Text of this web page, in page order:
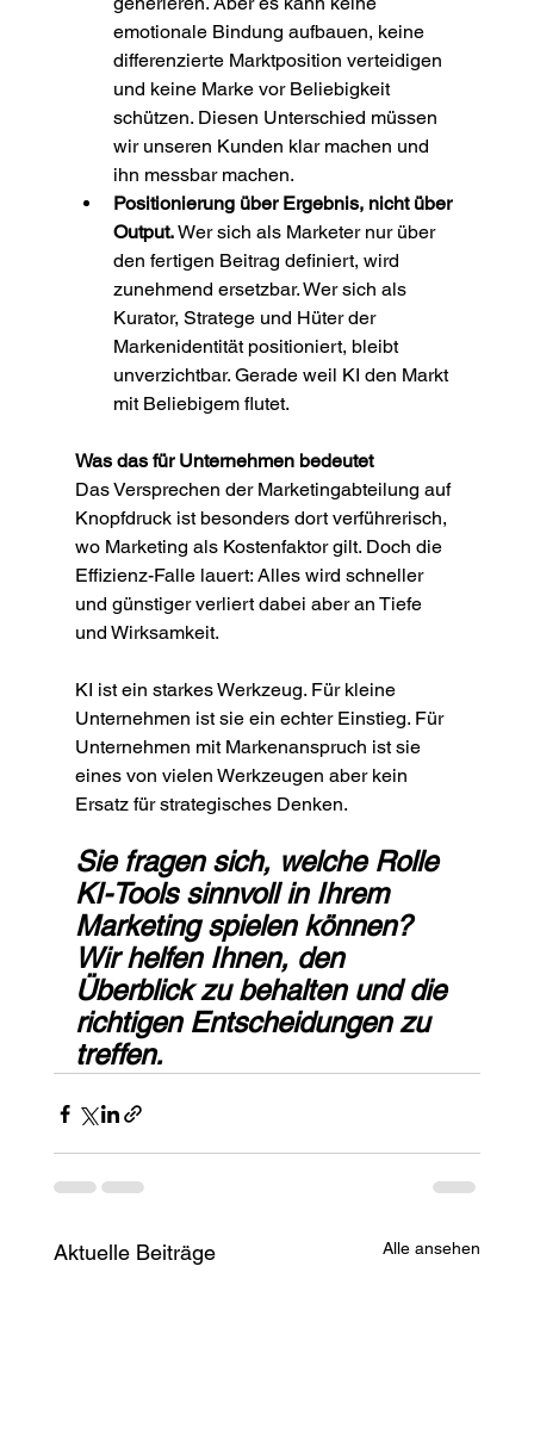
emotionale Bindung aufbauen, keine
differenzierte Marktposition verteidigen
und keine Marke vor Beliebigkeit
schützen. Diesen Unterschied müssen
wir unseren Kunden klar machen und
ihn messbar machen.
Positionierung über Ergebnis, nicht über
Output. Wer sich als Marketer nur über
den fertigen Beitrag definiert, wird
zunehmend ersetzbar. Wer sich als
Kurator, Stratege und Hüter der
Markenidentität positioniert, bleibt
unverzichtbar. Gerade weil KI den Markt
mit Beliebigem flutet.
Was das für Unternehmen bedeutet
Das Versprechen der Marketingabteilung auf
Knopfdruck ist besonders dort verführerisch,
wo Marketing als Kostenfaktor gilt. Doch die
Effizienz-Falle lauert: Alles wird schneller
und günstiger verliert dabei aber an Tiefe
und Wirksamkeit.
KI ist ein starkes Werkzeug. Für kleine
Unternehmen ist sie ein echter Einstieg. Für
Unternehmen mit Markenanspruch ist sie
eines von vielen Werkzeugen aber kein
Ersatz für strategisches Denken.
Sie fragen sich, welche Rolle
KI-Tools sinnvoll in Ihrem
Marketing spielen können?
Wir helfen Ihnen, den
Überblick zu behalten und die
richtigen Entscheidungen zu
treffen.
Aktuelle Beiträge Alle ansehen